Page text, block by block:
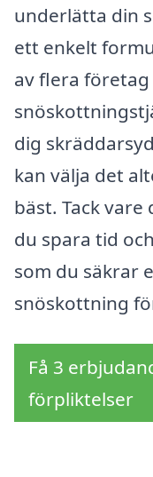
underlätta din
ett enkelt
av flera
dig
kan välja det
bäst. Tack
du spara tid
som du säkrar
snöskottning
Få 3
förpliktelser